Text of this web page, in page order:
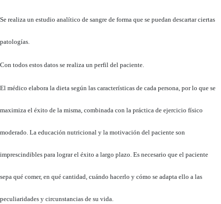
Se realiza un estudio analítico de sangre de forma que se puedan descartar ciertas
patologías.
Con todos estos datos se realiza un perfil del paciente.
El médico elabora la dieta según las características de cada persona, por lo que se
maximiza el éxito de la misma, combinada con la práctica de ejercicio físico
moderado. La educación nutricional y la motivación del paciente son
imprescindibles para lograr el éxito a largo plazo. Es necesario que el paciente
sepa qué comer, en qué cantidad, cuándo hacerlo y cómo se adapta ello a las
peculiaridades y circunstancias de su vida.